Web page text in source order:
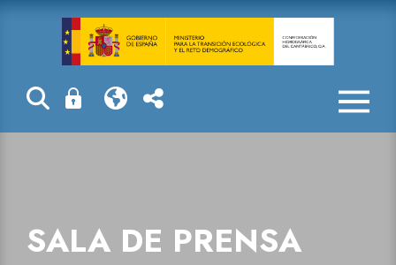
Sala de prensa
SALA DE PRENSA